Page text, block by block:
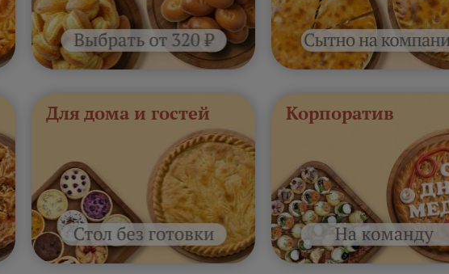
Для дома и гостей Корпоратив